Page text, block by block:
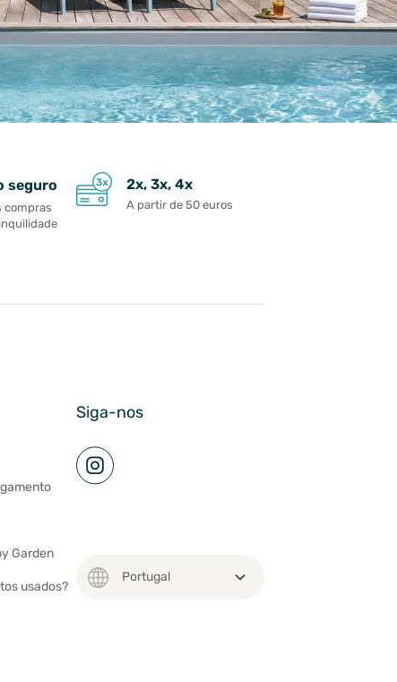
seguro
compras
2x, 3x, 4x
A partir de 50 euros
Garden
usados?
Siga-nos